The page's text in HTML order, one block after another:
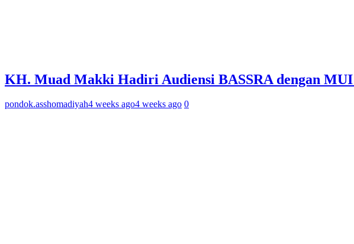
KH. Muad Makki Hadiri Audiensi BASSRA dengan
pondok.asshomadiyah4 weeks ago4 weeks ago 0